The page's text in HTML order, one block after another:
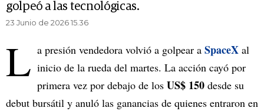
golpeó a las tecnológicas.
23 Junio de 2026 15.36
L a presión vendedora volvió a golpear a SpaceX al
inicio de la rueda del martes. La acción cayó por
primera vez por debajo de los US$ 150 desde su
debut bursátil y anuló las ganancias de quienes entraron en